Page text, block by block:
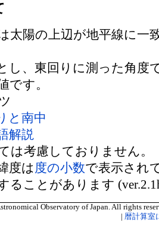
太陽の上辺が地平線に一
し、東回りに測った角度
です。
と南中
解説
は考慮しておりません。
度は 度の小数で表示され
ることがあります
Observatory of Japan. All rights
暦計算室